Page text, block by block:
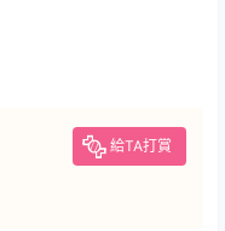
給TA打賞